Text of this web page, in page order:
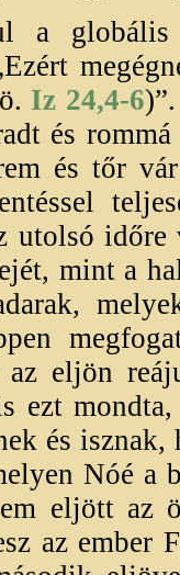
a globális
Iz 24,4-6
és
és tőr
utolsó
mint a
az eljön
ezt
és
Nóé a
eljött az
az